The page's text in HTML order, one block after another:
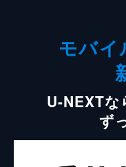
モバ
U-NEXT
ず